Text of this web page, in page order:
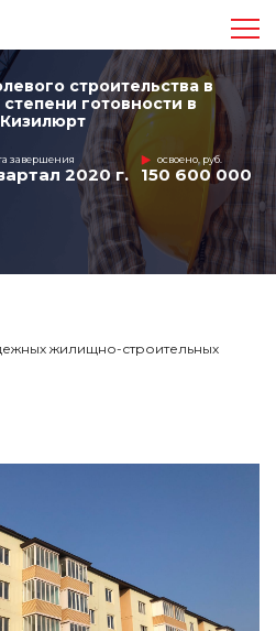
410-47-17
строительства в
готовности в
завершения
2020 г.
освоено, руб.
150 600 000
жилищно-строительных